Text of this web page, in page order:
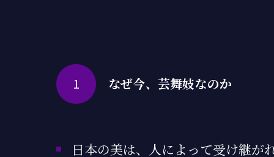
なぜ今、芸舞妓なのか
1
日本の美は、人によって受け継がれ